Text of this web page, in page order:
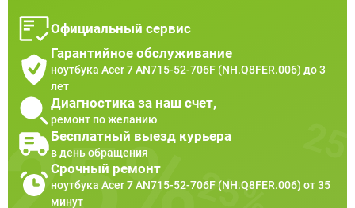
Официальный сервис
Гарантийное обслуживание
ноутбука Acer 7 AN715-52-706F (NH.Q8FER.006) до 3
лет
Диагностика за наш счет,
ремонт по желанию
Бесплатный выезд курьера
в день обращения
Срочный ремонт
ноутбука Acer 7 AN715-52-706F (NH.Q8FER.006) от 35
минут